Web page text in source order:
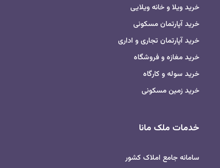
خرید ویلا و خانه ویلایی
خرید آپارتمان مسکونی
خرید آپارتمان تجاری و اداری
خرید مغازه و فروشگاه
خرید سوله و کارگاه
خرید زمین مسکونی
خدمات ملک مانا
سامانه جامع املاک کشور